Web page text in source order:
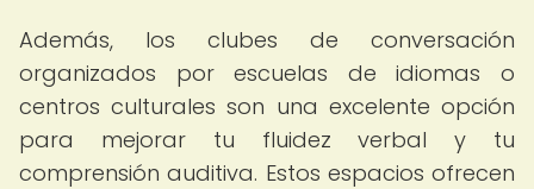
Además, los clubes de conversación
organizados por escuelas de idiomas o
centros culturales son una excelente opción
para mejorar tu fluidez verbal y tu
comprensión auditiva. Estos espacios ofrecen